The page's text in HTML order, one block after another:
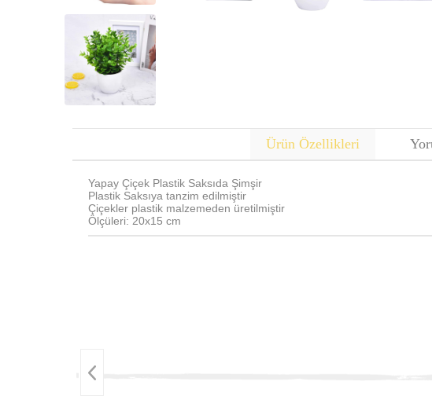
Ürün Özellikleri
Yapay Çiçek Plastik Saksıda Şimşir
Plastik Saksıya tanzim edilmiştir
Çiçekler plastik malzemeden üretilmiştir
Ölçüleri: 20x15 cm